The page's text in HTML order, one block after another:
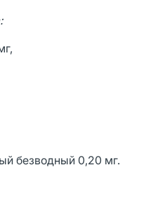
безводный 0,20 мг.